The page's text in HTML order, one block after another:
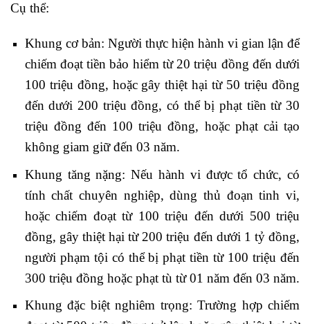
Cụ thể:
Khung cơ bản: Người thực hiện hành vi gian lận để
chiếm đoạt tiền bảo hiểm từ 20 triệu đồng đến dưới
100 triệu đồng, hoặc gây thiệt hại từ 50 triệu đồng
đến dưới 200 triệu đồng, có thể bị phạt tiền từ 30
triệu đồng đến 100 triệu đồng, hoặc phạt cải tạo
không giam giữ đến 03 năm.
Khung tăng nặng: Nếu hành vi được tổ chức, có
tính chất chuyên nghiệp, dùng thủ đoạn tinh vi,
hoặc chiếm đoạt từ 100 triệu đến dưới 500 triệu
đồng, gây thiệt hại từ 200 triệu đến dưới 1 tỷ đồng,
người phạm tội có thể bị phạt tiền từ 100 triệu đến
300 triệu đồng hoặc phạt tù từ 01 năm đến 03 năm.
Khung đặc biệt nghiêm trọng: Trường hợp chiếm